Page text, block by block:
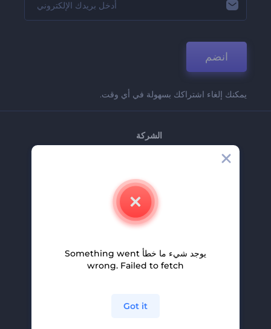
انضم
يمكنك إلغاء اشتراكك بسهولة في أي وقت.
الشركة
اتصل بنا
وظائف
المساعدة والدعم
سياسة الخصوصية
يوجد شيء ما خطأ Something went
wrong. Failed to fetch
Got it